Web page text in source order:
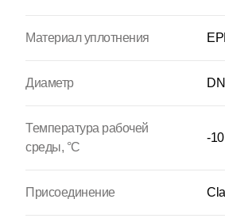
Материал уплотнения
Диаметр
Температура рабочей
среды, °С
-
Присоединение